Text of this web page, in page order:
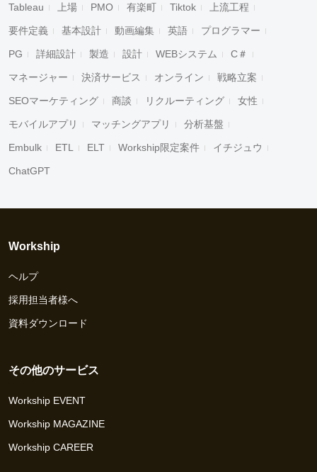
キャンセル 検索
Tableau 上場 PMO 有楽町 Tiktok 上流工程
要件定義 基本設計 動画編集 英語 プログラマー
PG 詳細設計 製造 設計 WEBシステム C＃
マネージャー 決済サービス オンライン 戦略立案
SEOマーケティング 商談 リクルーティング 女性
モバイルアプリ マッチングアプリ 分析基盤
Embulk ETL ELT Workship限定案件 イチジュウ
ChatGPT
Workship
ヘルプ
採用担当者様へ
資料ダウンロード
その他のサービス
Workship EVENT
Workship MAGAZINE
Workship CAREER